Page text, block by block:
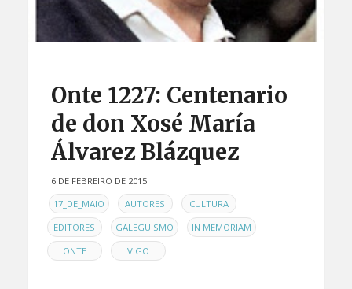
Onte 1227: Centenario
de don Xosé María
Álvarez Blázquez
6 DE FEBREIRO DE 2015
EN17_DE_MAIO , AUTORES , CULTURA ,
EDITORES , GALEGUISMO , IN MEMORIAM ,
ONTE , VIGO